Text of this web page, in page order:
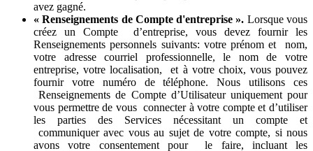
avez gagné.
« Renseignements de Compte d'entreprise ». Lorsque vous
créez un Compte d’entreprise, vous devez fournir les
Renseignements personnels suivants: votre prénom et nom,
votre adresse courriel professionnelle, le nom de votre
entreprise, votre localisation, et à votre choix, vous pouvez
fournir votre numéro de téléphone. Nous utilisons ces
Renseignements de Compte d’Utilisateur uniquement pour
vous permettre de vous connecter à votre compte et d’utiliser
les parties des Services nécessitant un compte et
communiquer avec vous au sujet de votre compte, si nous
avons votre consentement pour le faire, incluant les